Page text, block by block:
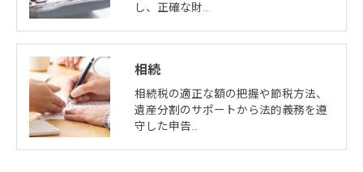
し、正確な財…
相続
相続税の適正な額の把握や節税方法、
遺産分割のサポートから法的義務を遵
守した申告…